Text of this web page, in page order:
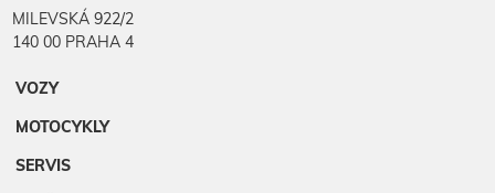
MILEVSKÁ 922/2
140 00 PRAHA 4
VOZY
MOTOCYKLY
SERVIS